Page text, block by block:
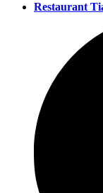
Restaurant